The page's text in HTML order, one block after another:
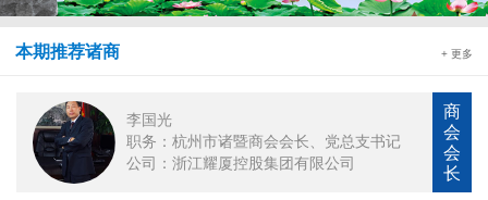
本期推荐诸商 + 更多
李国光
职务：杭州市诸暨商会会长、党总支书记
公司：浙江耀厦控股集团有限公司
商
会
会
长